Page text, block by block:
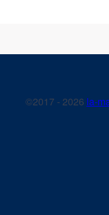
©2017 - 2026 la-